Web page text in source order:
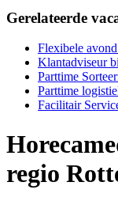
Gerelateerde
Flexibele
Klantadviseur
Parttime
Parttime
Facilitair
regio